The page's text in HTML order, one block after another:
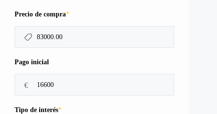
Precio de compra*
Pago inicial
€
Tipo de interés*